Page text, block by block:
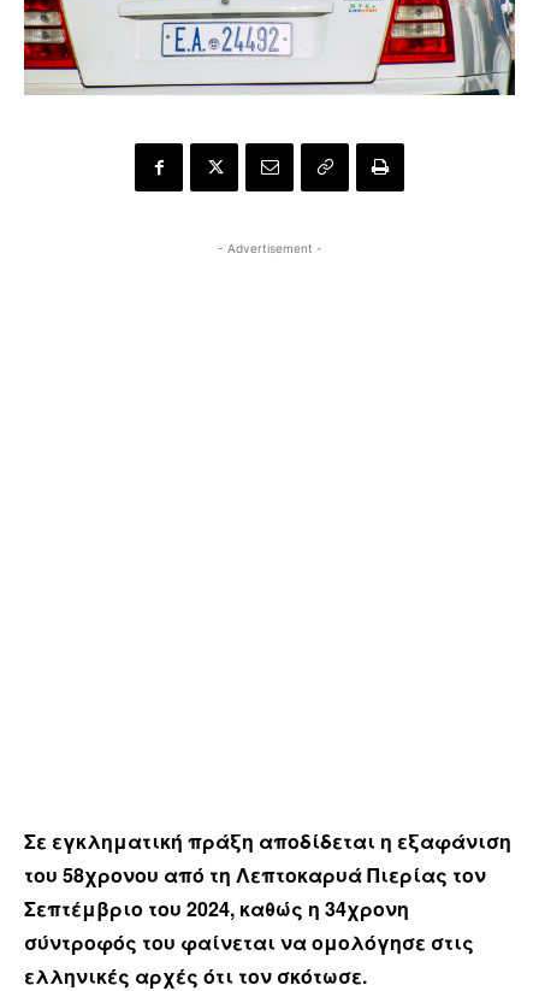
- Advertisement -
Σε εγκληματική πράξη αποδίδεται η εξαφάνιση
του 58χρονου από τη Λεπτοκαρυά Πιερίας τον
Σεπτέμβριο του 2024, καθώς η 34χρονη
σύντροφός του φαίνεται να ομολόγησε στις
ελληνικές αρχές ότι τον σκότωσε.